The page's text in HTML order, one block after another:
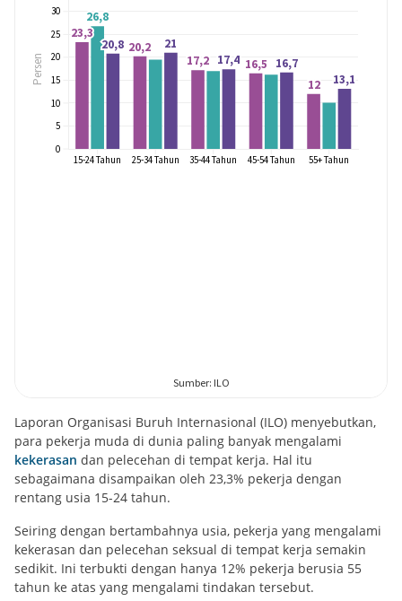
Laporan Organisasi Buruh Internasional (ILO) menyebutkan,
para pekerja muda di dunia paling banyak mengalami
kekerasan dan pelecehan di tempat kerja. Hal itu
sebagaimana disampaikan oleh 23,3% pekerja dengan
rentang usia 15-24 tahun.
Seiring dengan bertambahnya usia, pekerja yang mengalami
kekerasan dan pelecehan seksual di tempat kerja semakin
sedikit. Ini terbukti dengan hanya 12% pekerja berusia 55
tahun ke atas yang mengalami tindakan tersebut.